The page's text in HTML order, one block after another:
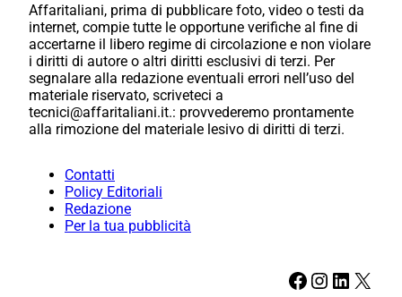
Affaritaliani, prima di pubblicare foto, video o testi da
internet, compie tutte le opportune verifiche al fine di
accertarne il libero regime di circolazione e non violare
i diritti di autore o altri diritti esclusivi di terzi. Per
segnalare alla redazione eventuali errori nell’uso del
materiale riservato, scriveteci a
tecnici@affaritaliani.it.: provvederemo prontamente
alla rimozione del materiale lesivo di diritti di terzi.
Contatti
Policy Editoriali
Redazione
Per la tua pubblicità
Facebook Instagram LinkedIn X